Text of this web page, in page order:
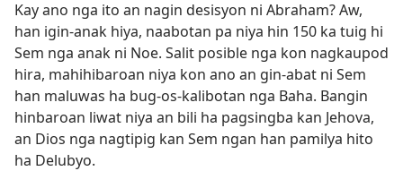
Kay ano nga ito an nagin desisyon ni Abraham? Aw,
han igin-anak hiya, naabotan pa niya hin 150 ka tuig hi
Sem nga anak ni Noe. Salit posible nga kon nagkaupod
hira, mahihibaroan niya kon ano an gin-abat ni Sem
han maluwas ha bug-os-kalibotan nga Baha. Bangin
hinbaroan liwat niya an bili ha pagsingba kan Jehova,
an Dios nga nagtipig kan Sem ngan han pamilya hito
ha Delubyo.